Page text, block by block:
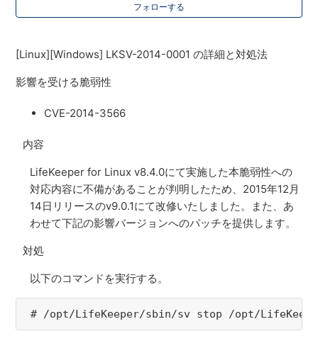
フォローする
[Linux][Windows] LKSV-2014-0001 の詳細と対処法
影響を受ける脆弱性
CVE-2014-3566
内容
LifeKeeper for Linux v8.4.0にて実施した本脆弱性への
対応内容に不備があることが判明したため、2015年12月
14日リリースのv9.0.1にて改修いたしました。また、あ
わせて下記の影響バージョンへのパッチを提供します。
対処
以下のコマンドを実行する。
# /opt/LifeKeeper/sbin/sv stop /opt/